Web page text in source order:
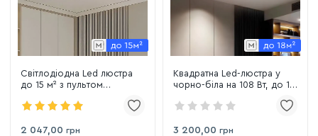
Світлодіодна Led люстра
до 15 м² з пультом
BK
2 047,00 грн
Квадратна Led-люстра у
чорно-біла на 108 Вт, до 18
WT+BK
3 200,00 грн